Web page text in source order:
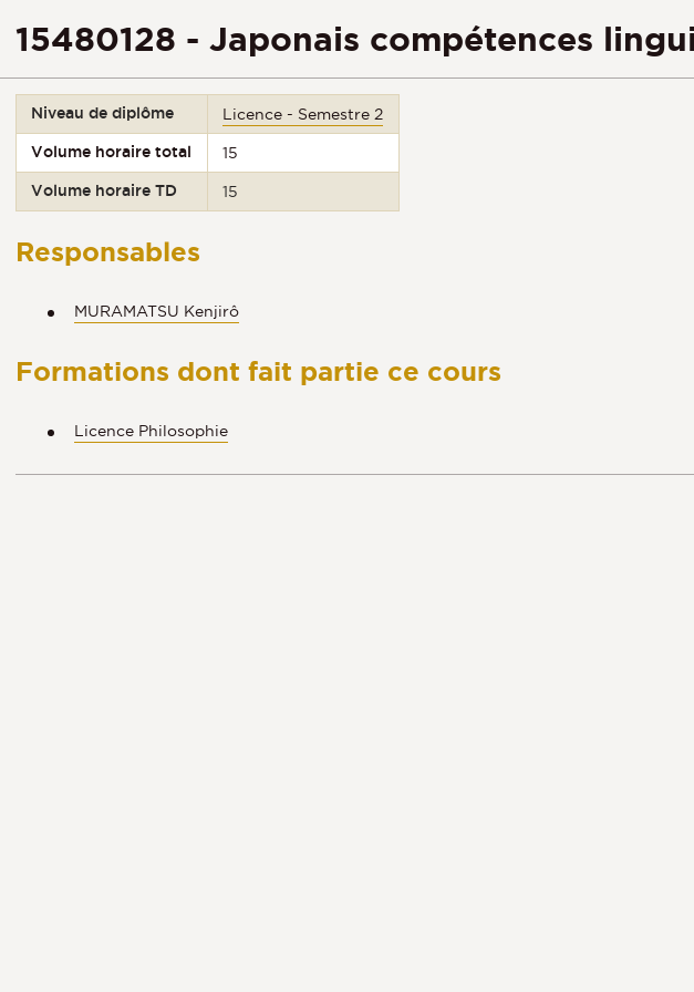
15480128 - Japonais compétences
Niveau de diplôme Licence - Semestre 2
Volume horaire total 15
Volume horaire TD 15
Responsables
MURAMATSU Kenjirô
Formations dont fait partie ce cours
Licence Philosophie